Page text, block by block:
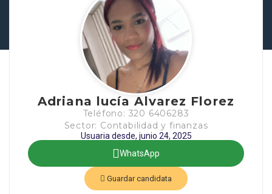
Adriana lucía Alvarez Florez
Teléfono: 320 6406283
Sector: Contabilidad y finanzas
Usuaria desde, junio 24, 2025
WhatsApp
Guardar candidata